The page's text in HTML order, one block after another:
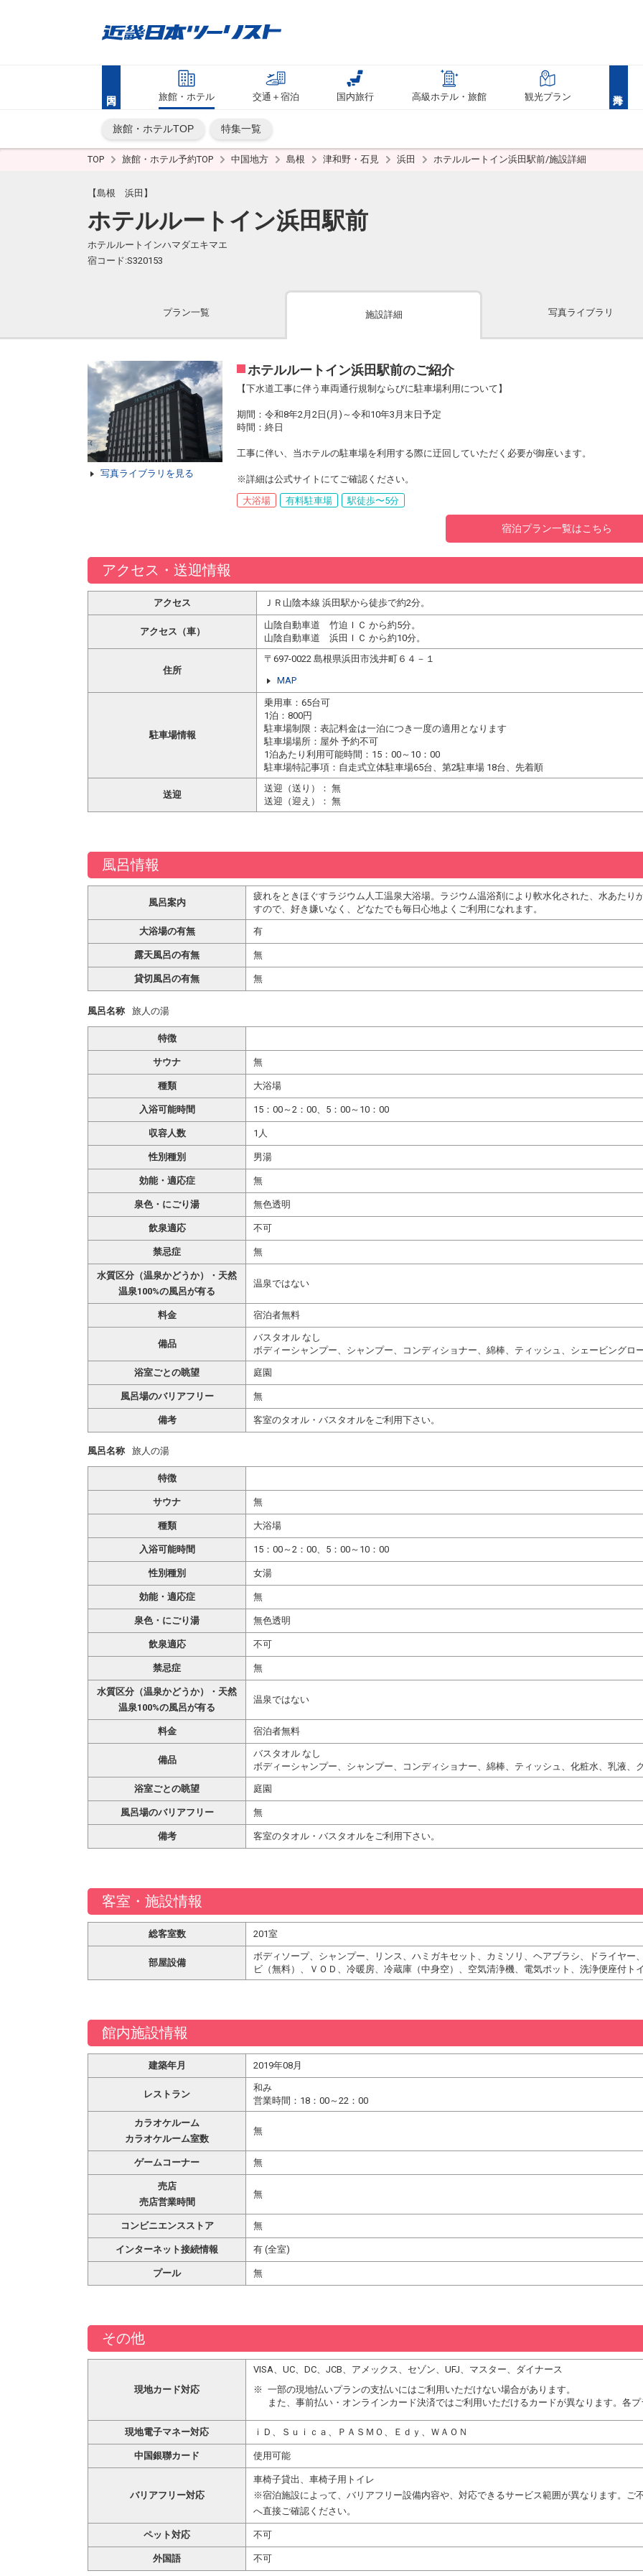
旅館・ホテル 交通＋宿泊 国内旅行 高級ホテル・旅館 観光プラン
旅館・ホテルTOP 特集一覧
TOP 旅館・ホテル予約TOP 中国地方 島根 津和野・石見 浜田 ホテルルートイン浜田駅前/施設詳細
【島根 浜田】
ホテルルートイン浜田駅前
ホテルルートインハマダエキマエ
宿コード:S320153
プラン一覧 施設詳細 写真ライブラリ
写真ライブラリを見る
ホテルルートイン浜田駅前のご紹介
【下水道工事に伴う車両通行規制ならびに駐車場利用について】
期間：令和8年2月2日(月)～令和10年3月末日予定
時間：終日
工事に伴い、当ホテルの駐車場を利用する際に迂回していただく必要が御座います。
※詳細は公式サイトにてご確認ください。
大浴場
有料駐車場 駅徒歩〜5分
宿泊プラン一覧はこちら
アクセス・送迎情報
アクセス ＪＲ山陰本線 浜田駅から徒歩で約2分。
アクセス（車）
山陰自動車道 竹迫ＩＣ から約5分。
山陰自動車道 浜田ＩＣ から約10分。
住所
〒697-0022 島根県浜田市浅井町６４－１
MAP
駐車場情報
乗用車：65台可
1泊：800円
駐車場制限：表記料金は一泊につき一度の適用となります
駐車場場所：屋外 予約不可
1泊あたり利用可能時間：15：00～10：00
駐車場特記事項：自走式立体駐車場65台、第2駐車場 18台、先着順
送迎
送迎（送り）： 無
送迎（迎え）： 無
風呂情報
風呂案内
疲れをときほぐすラジウム人工温泉大浴場。ラジウム温浴剤により軟水化された、水あた
すので、好き嫌いなく、どなたでも毎日心地よくご利用になれます。
大浴場の有無 有
露天風呂の有無 無
貸切風呂の有無 無
風呂名称 旅人の湯
特徴
サウナ 無
種類 大浴場
入浴可能時間 15：00～2：00、5：00～10：00
収容人数 1人
性別種別 男湯
効能・適応症 無
泉色・にごり湯 無色透明
飲泉適応 不可
禁忌症 無
水質区分（温泉かどうか）・天然
温泉100%の風呂が有る
温泉ではない
料金 宿泊者無料
備品
バスタオル なし
ボディーシャンプー、シャンプー、コンディショナー、綿棒、ティッシュ、シェービングロ
浴室ごとの眺望 庭園
風呂場のバリアフリー 無
備考 客室のタオル・バスタオルをご利用下さい。
風呂名称 旅人の湯
特徴
サウナ 無
種類 大浴場
入浴可能時間 15：00～2：00、5：00～10：00
性別種別 女湯
効能・適応症 無
泉色・にごり湯 無色透明
飲泉適応 不可
禁忌症 無
水質区分（温泉かどうか）・天然
温泉100%の風呂が有る
温泉ではない
料金 宿泊者無料
備品
バスタオル なし
ボディーシャンプー、シャンプー、コンディショナー、綿棒、ティッシュ、化粧水、乳液、
浴室ごとの眺望 庭園
風呂場のバリアフリー 無
備考 客室のタオル・バスタオルをご利用下さい。
客室・施設情報
総客室数 201室
部屋設備
ボディソープ、シャンプー、リンス、ハミガキセット、カミソリ、ヘアブラシ、ドライヤー
ビ（無料）、ＶＯＤ、冷暖房、冷蔵庫（中身空）、空気清浄機、電気ポット、洗浄便座付ト
館内施設情報
建築年月 2019年08月
レストラン
和み
営業時間：18：00～22：00
カラオケルーム
カラオケルーム室数
無
ゲームコーナー 無
売店
売店営業時間
無
コンビニエンスストア 無
インターネット接続情報 有 (全室)
プール 無
その他
現地カード対応
VISA、UC、DC、JCB、アメックス、セゾン、UFJ、マスター、ダイナース
一部の現地払いプランの支払いにはご利用いただけない場合があります。
また、事前払い・オンラインカード決済ではご利用いただけるカードが異なります。各プ
現地電子マネー対応 ｉＤ、Ｓｕｉｃａ、ＰＡＳＭＯ、Ｅｄｙ、ＷＡＯＮ
中国銀聯カード 使用可能
バリアフリー対応
車椅子貸出、車椅子用トイレ
※宿泊施設によって、バリアフリー設備内容や、対応できるサービス範囲が異なります。ご
へ直接ご確認ください。
ペット対応 不可
外国語 不可